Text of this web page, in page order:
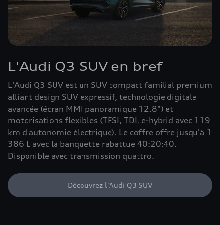
L'Audi Q3 SUV en bref
L'Audi Q3 SUV est un SUV compact familial premium
alliant design SUV expressif, technologie digitale
avancée (écran MMI panoramique 12,8") et
motorisations flexibles (TFSI, TDI, e-hybrid avec 119
km d'autonomie électrique). Le coffre offre jusqu'à 1
386 L avec la banquette rabattue 40:20:40.
Disponible avec transmission quattro.
Découvrez l'Audi Q3 SUV